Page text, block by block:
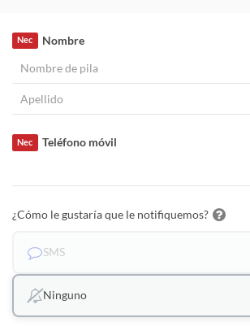
Nombre
Nec
Teléfono móvil
Nec
¿Cómo le gustaría que le notifiquemos?
SMS
Ninguno